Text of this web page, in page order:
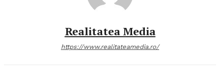
Realitatea Media
https://www.realitateamedia.ro/